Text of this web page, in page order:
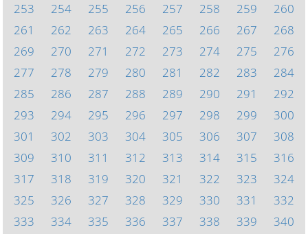
253
254 255 256 257 258 259
260
261
262 263 264 265 266 267
268
269
270 271 272 273 274 275
276
277
278 279 280 281 282 283
284
285
286 287 288 289 290 291
292
293
294 295 296 297 298 299
300
301
302 303 304 305 306 307
308
309
310 311 312 313 314 315
316
317
318 319 320 321 322 323
324
325
326 327 328 329 330 331
332
333
334 335 336 337 338 339
340